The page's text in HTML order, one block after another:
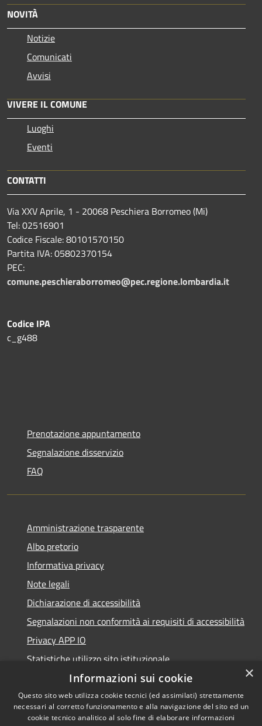
NOVITÀ
Notizie
Comunicati
Avvisi
VIVERE IL COMUNE
Luoghi
Eventi
CONTATTI
Via XXV Aprile, 1 - 20068 Peschiera Borromeo (Mi)
Tel: 02516901
Codice Fiscale: 80101570150
Partita IVA: 05802370154
PEC:
comune.peschieraborromeo@pec.regione.lombardia.it
Codice IPA
c_g488
Prenotazione appuntamento
Segnalazione disservizio
FAQ
Amministrazione trasparente
Albo pretorio
Informativa privacy
Note legali
Dichiarazione di accessibilità
Segnalazioni non conformità ai requisiti di accessibilità
Privacy APP IO
Statistiche utilizzo sito istituzionale
Qualità dei Servizi Comunali
×
Informazioni sui cookie
Questo sito web utilizza cookie tecnici (ed assimilati) strettamente
necessari al corretto funzionamento e alla navigazione del sito ed un
cookie tecnico analitico al solo fine di elaborare informazioni